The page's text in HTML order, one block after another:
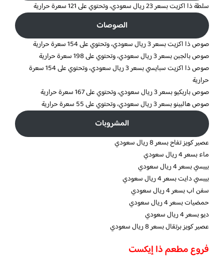
سلطة ذا اكزيت بسعر 23 ريال سعودي، وتحتوي على 121 سعرة حرارية
الصوصات
صوص ذا اكزيت بسعر 3 ريال سعودي، وتحتوي على 154 سعرة حرارية
صوص بالجبن بسعر 3 ريال سعودي، وتحتوي على 198 سعرة حرارية
صوص ذا اكزيت سبايسي بسعر 3 ريال سعودي، وتحتوي على 154 سعرة
حرارية
صوص باربكيو بسعر 3 ريال سعودي، وتحتوي على 167 سعرة حرارية
صوص هالبينو بسعر 3 ريال سعودي، وتحتوي على 55 سعرة حرارية
المشروبات
عصير كويز تفاح بسعر 8 ريال سعودي
ماء بسعر 4 ريال سعودي
بيبسي بسعر 4 ريال سعودي
بيبسي دايت بسعر 4 ريال سعودي
سفن اب بسعر 4 ريال سعودي
حمضيات بسعر 4 ريال سعودي
ديو بسعر 4 ريال سعودي
عصير كويز برتقال بسعر 8 ريال سعودي
فروع مطعم ذا إيكست